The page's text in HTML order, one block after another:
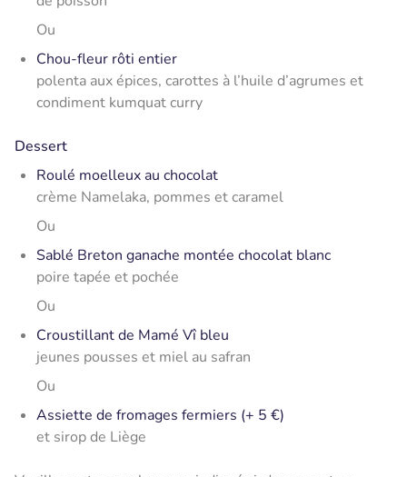
Ou
Chou-fleur rôti entier
polenta aux épices, carottes à l’huile d’agrumes et
condiment kumquat curry
Dessert
Roulé moelleux au chocolat
crème Namelaka, pommes et caramel
Ou
Sablé Breton ganache montée chocolat blanc
poire tapée et pochée
Ou
Croustillant de Mamé Vî bleu
jeunes pousses et miel au safran
Ou
Assiette de fromages fermiers (+ 5 €)
et sirop de Liège